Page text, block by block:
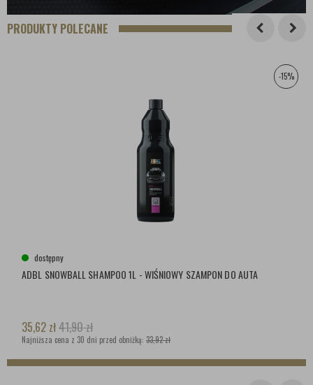
PRODUKTY POLECANE
-15%
dostępny
ADBL SNOWBALL SHAMPOO 1L - WIŚNIOWY SZAMPON DO AUTA
35,62 zł41,90zł
Najniższa cena z 30 dni przed obniżką: 33,92 zł